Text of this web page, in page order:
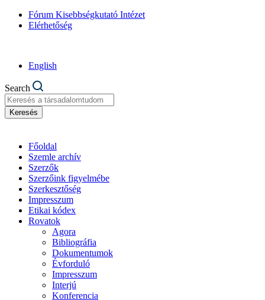
Fórum Kisebbségkutató Intézet
Elérhetőség
English
Search
Keresés
Főoldal
Szemle archív
Szerzők
Szerzőink figyelmébe
Szerkesztőség
Impresszum
Etikai kódex
Rovatok
Agora
Bibliográfia
Dokumentumok
Évforduló
Impresszum
Interjú
Konferencia